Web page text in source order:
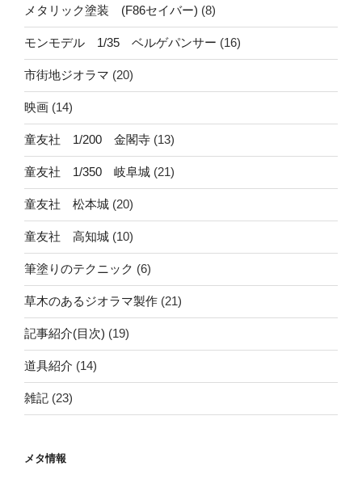
メタリック塗装 (F86セイバー) (8)
モンモデル 1/35 ベルゲパンサー (16)
市街地ジオラマ (20)
映画 (14)
童友社 1/200 金閣寺 (13)
童友社 1/350 岐阜城 (21)
童友社 松本城 (20)
童友社 高知城 (10)
筆塗りのテクニック (6)
草木のあるジオラマ製作 (21)
記事紹介(目次) (19)
道具紹介 (14)
雑記 (23)
メタ情報